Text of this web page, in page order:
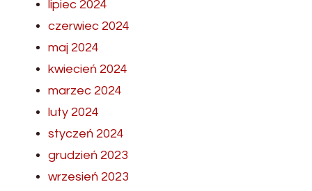
lipiec 2024
czerwiec 2024
maj 2024
kwiecień 2024
marzec 2024
luty 2024
styczeń 2024
grudzień 2023
wrzesień 2023